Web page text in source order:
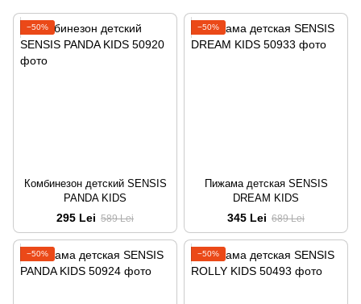
−50%
Комбинезон детский SENSIS
PANDA KIDS
295 Lei 589 Lei
−50%
Пижама детская SENSIS
DREAM KIDS
345 Lei 689 Lei
−50% −50%